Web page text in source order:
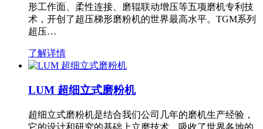
形工作面、柔性连接、磨辊联动增压等五项磨机专利技
术，开创了超压梯形磨粉机的世界最高水平。TGM系列
超压…
了解详情
LUM 超细立式磨粉机
超细立式磨粉机是结合我们公司几年的磨机生产经验，
它的设计和研究的基础上立磨技术，吸收了世界各地的